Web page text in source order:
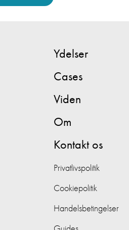
Ydelser
Cases
Viden
Om
Kontakt os
Privatlivspolitik
Cookiepolitik
Handelsbetingelser